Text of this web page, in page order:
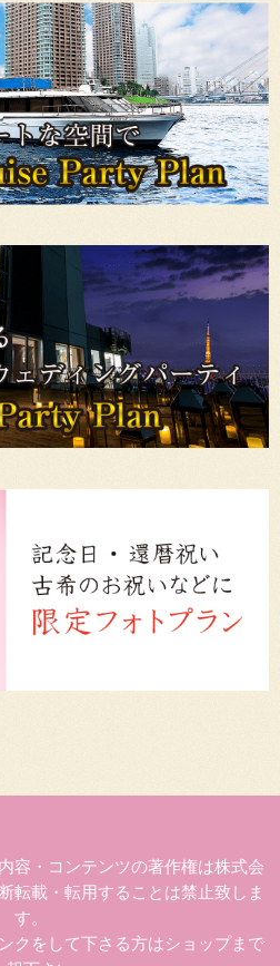
容・コンテンツの著作権は株式会
転載・転用することは禁止致しま
す。
クをして下さる方はショップまで